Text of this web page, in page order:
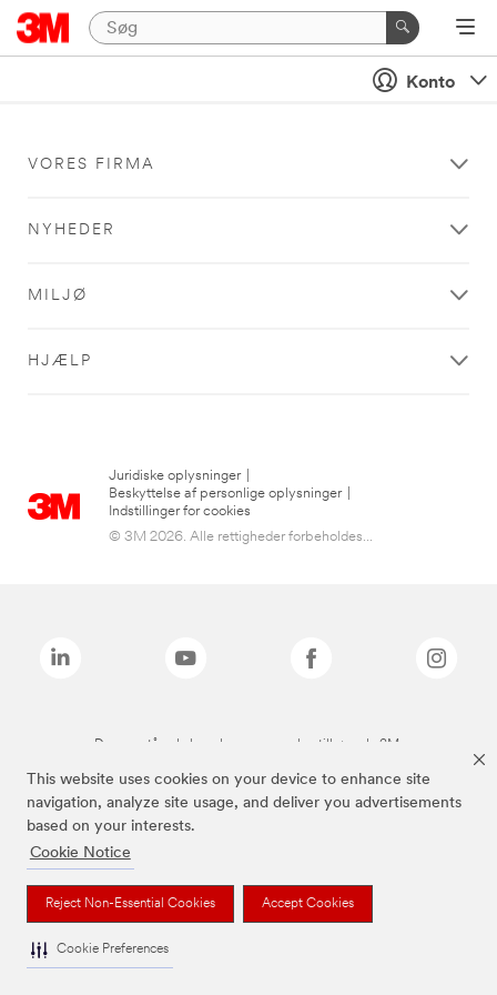
This website uses cookies on your device to enhance site
navigation, analyze site usage, and deliver you advertisements
based on your interests.
Cookie Notice
Reject Non-Essential Cookies Accept Cookies
Cookie Preferences
Konto
VORES FIRMA
NYHEDER
MILJØ
HJÆLP
Juridiske oplysninger
Beskyttelse af personlige oplysninger
Indstillinger for cookies
© 3M 2026. Alle rettigheder forbeholdes...
De ovenstående brands er varemærker tilhørende 3M.